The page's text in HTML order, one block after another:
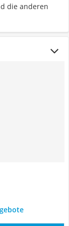
die anderen